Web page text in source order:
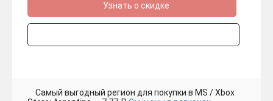
Узнать о скидке
Самый выгодный регион для покупки в MS / Xbox